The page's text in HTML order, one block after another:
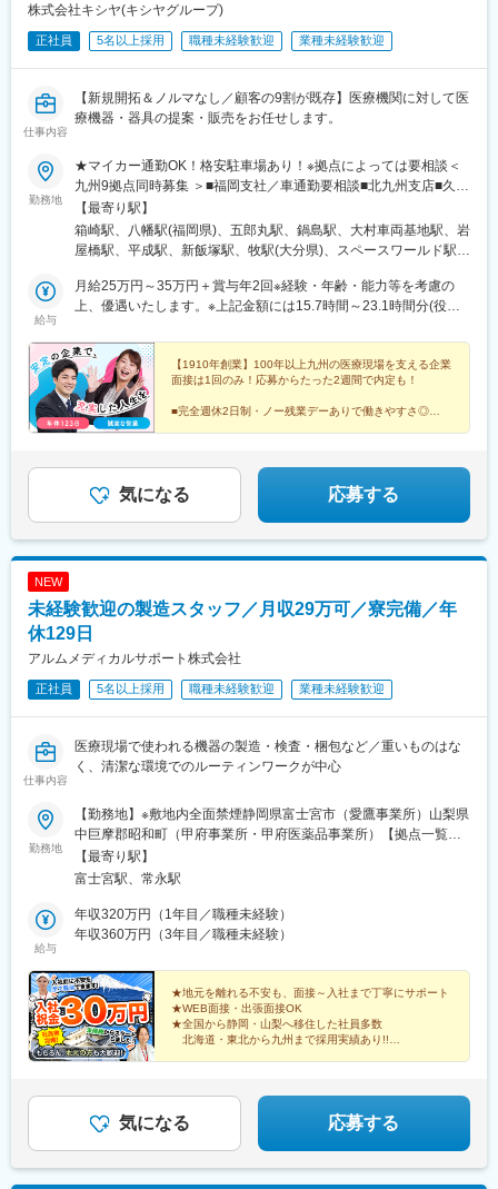
株式会社キシヤ(キシヤグループ)
正社員 5名以上採用 職種未経験歓迎 業種未経験歓迎
仕事内容
【新規開拓＆ノルマなし／顧客の9割が既存】医療機関に対して医
療機器・器具の提案・販売をお任せします。
勤務地
★マイカー通勤OK！格安駐車場あり！※拠点によっては要相談＜
九州9拠点同時募集 ＞■福岡支社／車通勤要相談■北九州支店■久留
米支店■佐賀営業所■大村営業所■長崎営業所■熊本営業所／車通勤
要相談■飯塚営業所■大分営業所◎勤務先により直行直帰可な場合
もあり◎希望を考慮し配属先を決定します。◎借り上げ社宅制度
た場合にのみ適用
【最寄り駅】
箱崎駅、八幡駅(福岡県)、五郎丸駅、鍋島駅、大村車両基地駅、岩
屋橋駅、平成駅、新飯塚駅、牧駅(大分県)、スペースワールド駅、
給与
月給25万円～35万円＋賞与年2回※経験・年齢・能力等を考慮の
上、優遇いたします。※上記金額には15.7時間～23.1時間分(役職
過分は、追加支給いたします。※上記金額には一律手当の営業手当
（3.8万円）、住宅手当（1.15万円）、その他手当が含まれていま
す。＜月収例＞未経験1年目/初任給：275,800円（月給250,000円
+交通費25,800円）
【1910年創業】100年以上九州の医療現場を支える企業
面接は1回のみ！応募からたった2週間で内定も！
■完全週休2日制・ノー残業デーありで働きやすさ◎
気になる 応募する
NEW
未経験歓迎の製造スタッフ／月収29万可／寮完備／年
休129日
アルムメディカルサポート株式会社
正社員 5名以上採用 職種未経験歓迎 業種未経験歓迎
仕事内容
医療現場で使われる機器の製造・検査・梱包など／重いものはな
く、清潔な環境でのルーティンワークが中心
勤務地
【勤務地】※敷地内全面禁煙静岡県富士宮市（愛鷹事業所）山梨県
中巨摩郡昭和町（甲府事業所・甲府医薬品事業所）【拠点一覧】
札幌採用センター：北海道札幌市中央区北4条西4-1千葉支店：千
葉県千葉市中央区新町1-17新宿採用センター：東京都新宿区西新
ター・お仕事相談センター：山梨県甲斐市西八幡4427-1三島本
社：静岡県三島市寿町5-10富士支店：静岡県富士市錦町1-2-3富士
古屋採用センター：愛知県名古屋市中村区名駅4-24-5広島採用セ
ンター：広島県広島市南区的場町1-1-21山口支店：山口県山口市
小郡高砂町1-8熊本採用センター：熊本県熊本市中央区安政町3-16
【最寄り駅】
富士宮駅、常永駅
給与
年収320万円（1年目／職種未経験）
年収360万円（3年目／職種未経験）
★地元を離れる不安も、面接～入社まで丁寧にサポート
★WEB面接・出張面接OK
★全国から静岡・山梨へ移住した社員多数
北海道・東北から九州まで採用実績あり!!
気になる 応募する